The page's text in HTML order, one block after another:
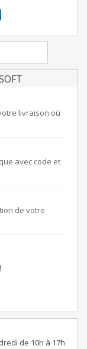
livraison où
avec code et
de votre
de 10h à 17h